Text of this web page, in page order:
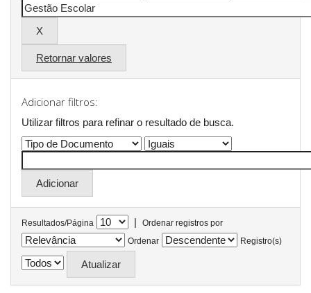
Retornar valores
Adicionar filtros:
Utilizar filtros para refinar o resultado de busca.
Resultados/Página |
Ordenar registros por
Ordenar
Registro(s)